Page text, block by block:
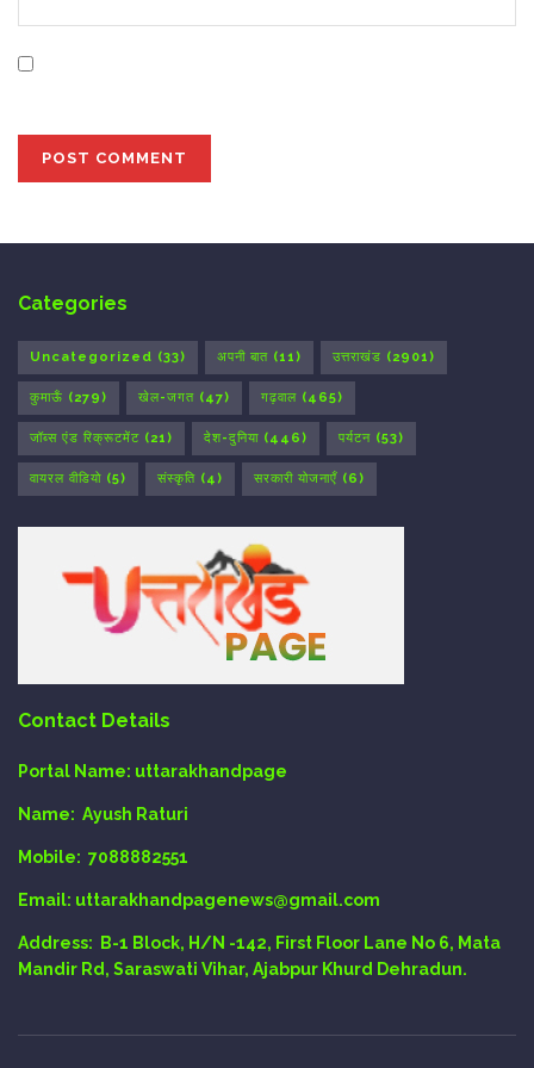
Categories
Uncategorized (33) अपनी बात (11) उत्तराखंड (2901)
कुमाऊँ (279) खेल-जगत (47) गढ़वाल (465)
जॉब्स एंड रिक्रूटमेंट (21) देश-दुनिया (446) पर्यटन (53)
वायरल वीडियो (5) संस्कृति (4) सरकारी योजनाएँ (6)
Contact Details
Portal Name: uttarakhandpage
Name: Ayush Raturi
Mobile: 7088882551
Email: uttarakhandpagenews@gmail.com
Address:
B-1 Block, H/N -142, First Floor Lane No 6, Mata
Mandir Rd, Saraswati Vihar, Ajabpur Khurd Dehradun.